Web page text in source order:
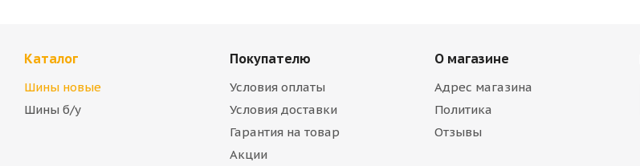
Каталог
Шины новые
Шины б/у
Покупателю
Условия оплаты
Условия доставки
Гарантия на товар
Акции
О магазине
Адрес магазина
Политика
Отзывы